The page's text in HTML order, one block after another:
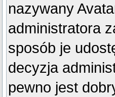
nazywany
administratora
sposób je
decyzja
pewno jest